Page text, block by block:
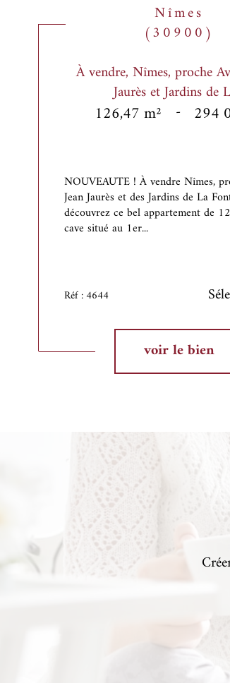
Nîmes
(30900)
À vendre, Nîmes, proche
Jaurès et Jardins de
126,47 m² - 294
NOUVEAUTE ! À vendre Nîmes,
Jean Jaurès et des Jardins de La
découvrez ce bel appartement de
cave situé au 1er...
Réf : 4644
voir le bien